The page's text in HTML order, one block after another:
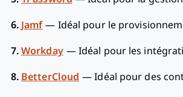
6. Jamf — Idéal pour le
7. Workday — Idéal pour les
8. BetterCloud —Idéal pour des